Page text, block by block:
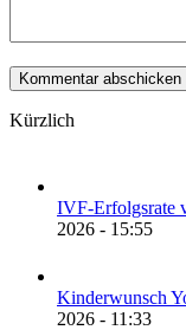
Kürzlich
IVF-Erfolgs­ra­te
2026 - 15:55
Kin­der­wunsch
2026 - 11:33